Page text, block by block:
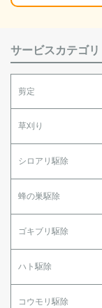
サービスカテゴリ
剪定
草刈り
シロアリ駆除
蜂の巣駆除
ゴキブリ駆除
ハト駆除
コウモリ駆除